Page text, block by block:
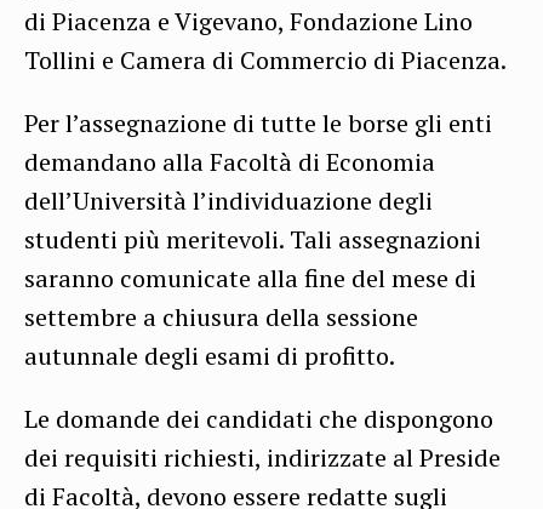
di Piacenza e Vigevano, Fondazione Lino
Tollini e Camera di Commercio di Piacenza.
Per l’assegnazione di tutte le borse gli enti
demandano alla Facoltà di Economia
dell’Università l’individuazione degli
studenti più meritevoli. Tali assegnazioni
saranno comunicate alla fine del mese di
settembre a chiusura della sessione
autunnale degli esami di profitto.
Le domande dei candidati che dispongono
dei requisiti richiesti, indirizzate al Preside
di Facoltà, devono essere redatte sugli